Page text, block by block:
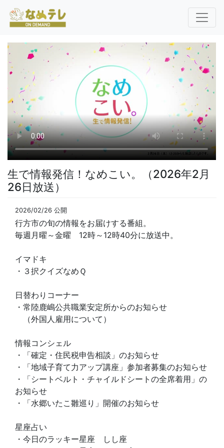
生で情報発信！なめこい。（2026年2月
26日放送）
2026/02/26 公開
行方市の旬の情報をお届けする番組。
毎週月曜～金曜 12時～12時40分に放送中。
イマドキ
・３択クイズなめＱ
日替わりコーナー
・常陸鹿嶋公共職業安定所からのお知らせ
（外国人雇用について）
情報コンシェル
・「確定・住民税申告相談」のお知らせ
・「地域子育て力アップ講座」参加者募集のお知らせ
・「シートベルト・チャイルドシートの全席着用」の
お知らせ
・「水郷いたこ雛巡り」開催のお知らせ
星座占い
・今日のラッキー星座 しし座